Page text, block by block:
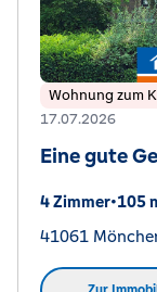
Wohnung zum
17.07.2026
Eine gute
4 Zimmer•105
41061